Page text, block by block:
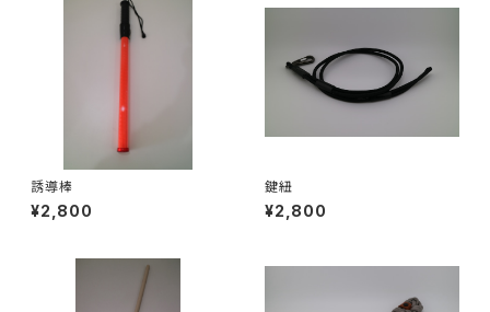
誘導棒
¥2,800
鍵紐
¥2,800